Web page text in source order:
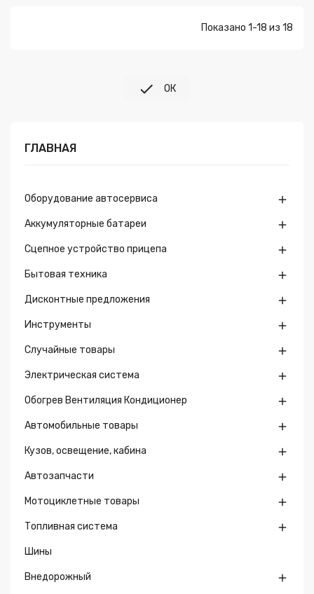
Показано 1-18 из 18
 ОК
ГЛАВНАЯ
Оборудование автосервиса 
Аккумуляторные батареи 
Сцепное устройство прицепа 
Бытовая техника 
Дисконтные предложения 
Инструменты 
Случайные товары 
Электрическая система 
Обогрев Вентиляция Кондиционер 
Автомобильные товары 
Кузов, освещение, кабина 
Автозапчасти 
Мотоциклетные товары 
Топливная система 
Шины
Внедорожный 